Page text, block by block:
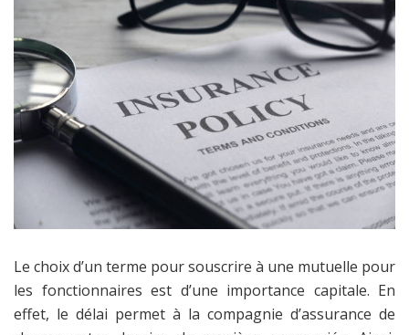
Le choix d’un terme pour souscrire à une mutuelle pour
les fonctionnaires est d’une importance capitale. En
effet, le délai permet à la compagnie d’assurance de